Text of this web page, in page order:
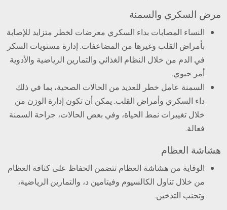
مرض السكري والسمنة
النساء المصابات بداء السكري معرضات لخطر متزايد للإصابة
بأمراض القلب وغيرها من المضاعفات. إدارة مستويات السكر
في الدم من خلال النظام الغذائي والتمارين الرياضية والأدوية
أمر حيوي.
السمنة عامل خطر للعديد من الحالات الصحية، بما في ذلك
داء السكري وأمراض القلب. يمكن أن تكون إدارة الوزن من
خلال تغييرات نمط الحياة، وفي بعض الحالات، جراحة السمنة
فعالة.
هشاشة العظام
الوقاية من هشاشة العظام تتضمن الحفاظ على كثافة العظام
من خلال تناول الكالسيوم وفيتامين د، والتمارين الرياضية،
وتجنب التدخين.